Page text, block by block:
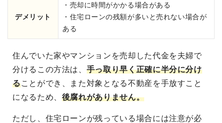
デメリット
・売却に時間がかかる場合がある
・住宅ローンの残額が多いと売れない場合が
ある
住んでいた家やマンションを売却した代金を夫婦で
分けるこの方法は、 手っ取り早く正確に半分に分け
ることができ、また対象となる不動産を手放すこと
になるため、 後腐れがありません。
ただし、住宅ローンが残っている場合には注意が必